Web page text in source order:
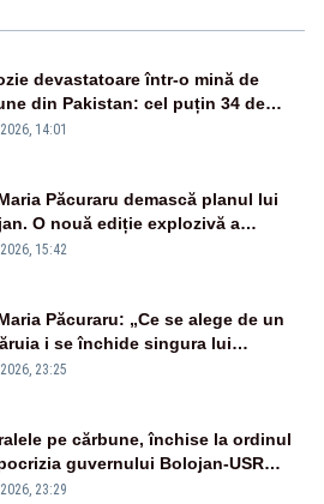
devastatoare într-o mină de
din Pakistan: cel puțin 34 de
VIDEO
14:01
Păcuraru demască planul lui
O nouă ediție explozivă a
„Miza Zilei” la Realitatea PLUS
15:42
Păcuraru: „Ce se alege de un
i se închide singura lui
23:25
pe cărbune, închise la ordinul
guvernului Bolojan-USR
de alertă
23:29